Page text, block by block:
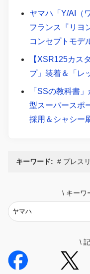
ヤマハ「Y/AI（
フランス『リヨ
コンセプトモデ
【XSR125カス
プ」装着＆「レ
「SSの教科書
型スーパースポ
採用＆シャシー
キーワード: プレス
\ キーワ
\